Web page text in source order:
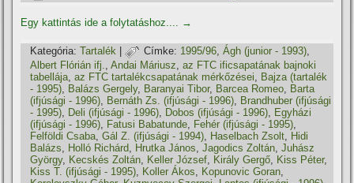
Egy kattintás ide a folytatáshoz.... →
Kategória: Tartalék | Címke: 1995/96,Ágh (junior - 1993),
Albert Flórián ifj.,Andai Máriusz,az FTC ificsapatának bajnoki
tabellája,az FTC tartalékcsapatának mérkőzései, Bajza (tartalék
- 1995), Balázs Gergely, Baranyai Tibor, Barcea Romeo, Barta
(ifjúsági - 1996), Bernáth Zs. (ifjúsági - 1996), Brandhuber (ifjúsági
- 1995), Deli (ifjúsági - 1996), Dobos (ifjúsági - 1996), Egyházi
(ifjúsági - 1996), Fatusi Babatunde, Fehér (ifjúsági - 1995),
Felföldi Csaba,Gál Z. (ifjúsági - 1994), Haselbach Zsolt, Hidi
Balázs, Holló Richárd, Hrutka János,Jagodics Zoltán,Juhász
György, Kecskés Zoltán, Keller József, Király Gergő, Kiss Péter,
Kiss T. (ifjúsági - 1995), Koller Ákos, Kopunovic Goran,